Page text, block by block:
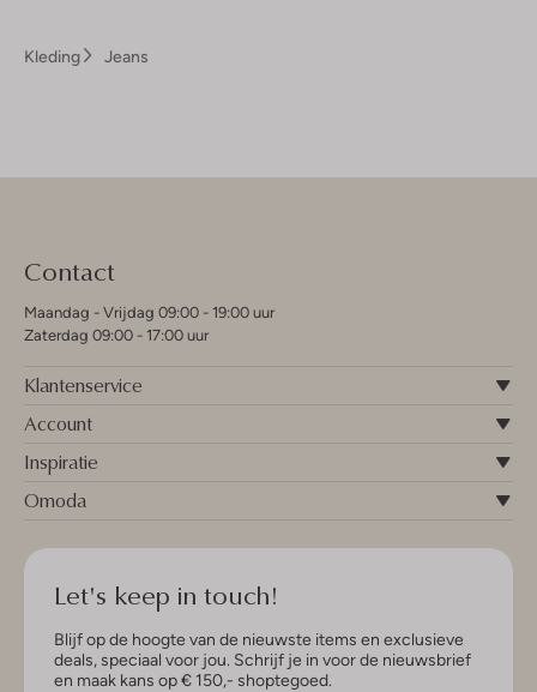
Kleding Jeans
Contact
Maandag - Vrijdag 09:00 - 19:00 uur
Zaterdag 09:00 - 17:00 uur
Klantenservice
Account
Inspiratie
Omoda
Let's keep in touch!
Blijf op de hoogte van de nieuwste items en exclusieve
deals, speciaal voor jou. Schrijf je in voor de nieuwsbrief
en maak kans op € 150,- shoptegoed.